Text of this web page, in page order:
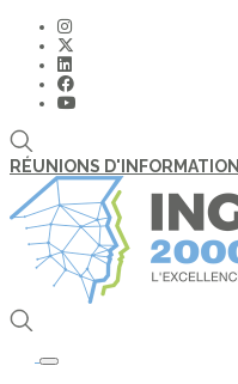
RÉUNIONS D'INFORMATION
Toggle navigation